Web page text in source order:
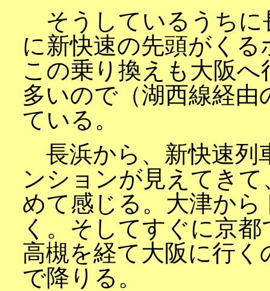
そうしているうちに
に新快速の先頭がく
この乗り換えも大阪
多いので（湖西線経
ている。
長浜から、新快速列
ンションが見えてき
めて感じる。大津か
く。そしてすぐに京
高槻を経て大阪に行
で降りる。